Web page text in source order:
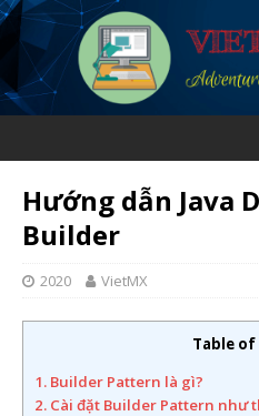
Hướng dẫn Java
Builder
2020 VietMX
Table
1. Builder Pattern là gì?
2. Cài đặt Builder Pattern như